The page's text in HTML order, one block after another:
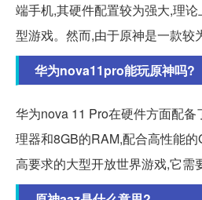
端手机,其硬件配置较为强大,理
型游戏。然而,由于原神是一款较
华为nova11pro能玩原神吗?
华为nova 11 Pro在硬件方面配
理器和8GB的RAM,配合高性能
高要求的大型开放世界游戏,它需